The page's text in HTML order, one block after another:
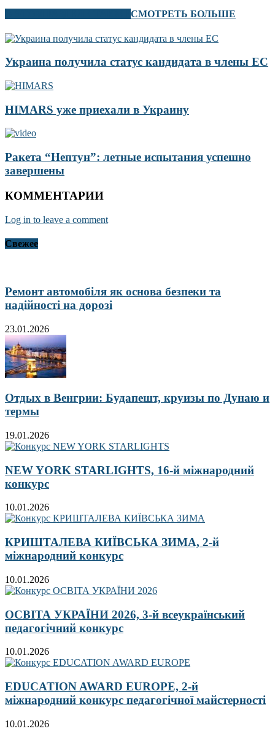
СМОТРЕТЬ БОЛЬШЕ
Украина получила статус кандидата в члены ЕС
HIMARS уже приехали в Украину
Ракета “Нептун”: летные испытания успешно
завершены
КОММЕНТАРИИ
Log in to leave a comment
Свежее
Ремонт автомобіля як основа безпеки та
надійності на дорозі
23.01.2026
Отдых в Венгрии: Будапешт, круизы по Дунаю и
термы
19.01.2026
NEW YORK STARLIGHTS, 16-й міжнародний
конкурс
10.01.2026
КРИШТАЛЕВА КИЇВСЬКА ЗИМА, 2-й
міжнародний конкурс
10.01.2026
ОСВІТА УКРАЇНИ 2026, 3-й всеукраїнський
педагогічний конкурс
10.01.2026
EDUCATION AWARD EUROPE, 2-й
міжнародний конкурс педагогічної майстерності
10.01.2026